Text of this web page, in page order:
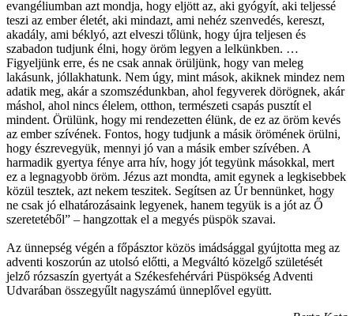
evangéliumban azt mondja, hogy eljött az, aki gyógyít, aki teljessé
teszi az ember életét, aki mindazt, ami nehéz szenvedés, kereszt,
akadály, ami béklyó, azt elveszi tőlünk, hogy újra teljesen és
szabadon tudjunk élni, hogy öröm legyen a lelkünkben. …
Figyeljünk erre, és ne csak annak örüljünk, hogy van meleg
lakásunk, jóllakhatunk. Nem úgy, mint mások, akiknek mindez nem
adatik meg, akár a szomszédunkban, ahol fegyverek dörögnek, akár
máshol, ahol nincs élelem, otthon, természeti csapás pusztít el
mindent. Örülünk, hogy mi rendezetten élünk, de ez az öröm kevés
az ember szívének. Fontos, hogy tudjunk a másik örömének örülni,
hogy észrevegyük, mennyi jó van a másik ember szívében. A
harmadik gyertya fénye arra hív, hogy jót tegyünk másokkal, mert
ez a legnagyobb öröm. Jézus azt mondta, amit egynek a legkisebbek
közül tesztek, azt nekem teszitek. Segítsen az Úr bennünket, hogy
ne csak jó elhatározásaink legyenek, hanem tegyük is a jót az Ő
szeretetéből” – hangzottak el a megyés püspök szavai.
Az ünnepség végén a főpásztor közös imádsággal gyújtotta meg az
adventi koszorún az utolsó előtti, a Megváltó közelgő születését
jelző rózsaszín gyertyát a Székesfehérvári Püspökség Adventi
Udvarában összegyűlt nagyszámú ünneplővel együtt.